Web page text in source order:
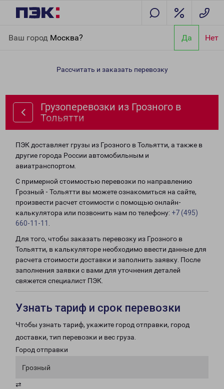
Ваш город Москва? Да Нет
Тольятти
Рассчитать и заказать перевозку
Грузоперевозки из Грозного в
Тольятти
ПЭК доставляет грузы из Грозного в Тольятти, а также в
другие города России автомобильным и
авиатранспортом.
С примерной стоимостью перевозки по направлению
Грозный - Тольятти вы можете ознакомиться на сайте,
произвести расчет стоимости с помощью онлайн-
калькулятора или позвонить нам по телефону: +7 (495)
660-11-11
Для того, чтобы заказать перевозку из Грозного в
Тольятти, в калькуляторе необходимо ввести данные для
расчета стоимости доставки и заполнить заявку. После
заполнения заявки с вами для уточнения деталей
свяжется специалист ПЭК.
Узнать тариф и срок перевозки
Чтобы узнать тариф, укажите город отправки, город
доставки, тип перевозки и вес груза.
Город отправки
Грозный
⇄